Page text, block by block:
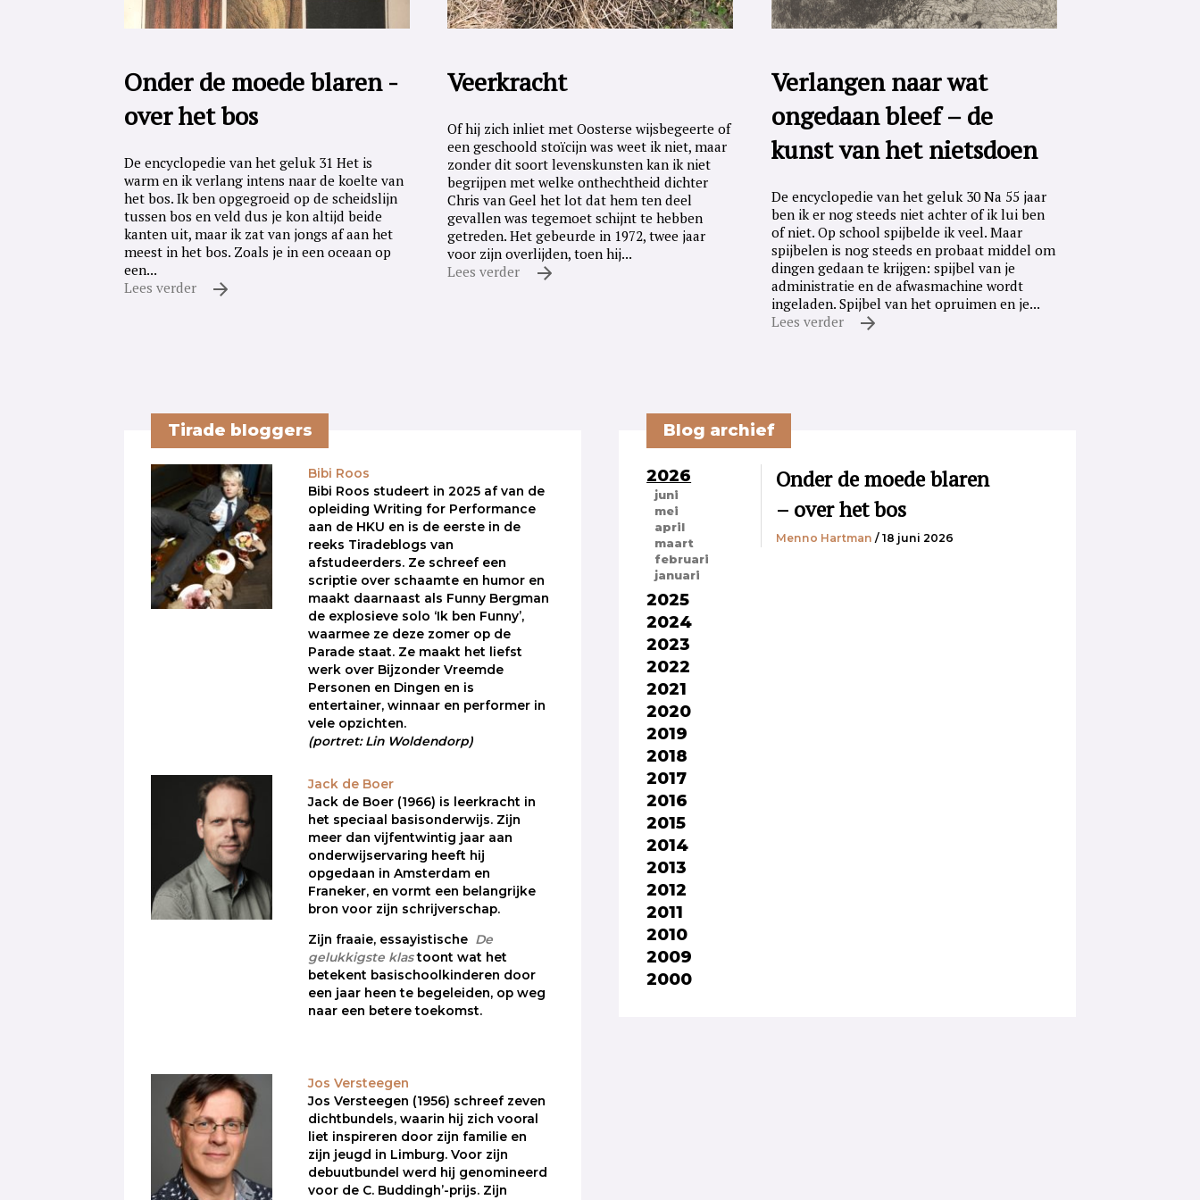
Onder de moede blaren -
over het bos
De encyclopedie van het geluk 31 Het is
warm en ik verlang intens naar de koelte van
het bos. Ik ben opgegroeid op de scheidslijn
tussen bos en veld dus je kon altijd beide
kanten uit, maar ik zat van jongs af aan het
meest in het bos. Zoals je in een oceaan op
een...
Lees verder
Veerkracht
Of hij zich inliet met Oosterse wijsbegeerte of
een geschoold stoïcijn was weet ik niet, maar
zonder dit soort levenskunsten kan ik niet
begrijpen met welke onthechtheid dichter
Chris van Geel het lot dat hem ten deel
gevallen was tegemoet schijnt te hebben
getreden. Het gebeurde in 1972, twee jaar
voor zijn overlijden, toen hij...
Lees verder
Verlangen naar wat
ongedaan bleef – de
kunst van het nietsdoen
De encyclopedie van het geluk 30 Na 55 jaar
ben ik er nog steeds niet achter of ik lui ben
of niet. Op school spijbelde ik veel. Maar
spijbelen is nog steeds en probaat middel om
dingen gedaan te krijgen: spijbel van je
administratie en de afwasmachine wordt
ingeladen. Spijbel van het opruimen en je...
Lees verder
Tirade bloggers
Bibi Roos
Bibi Roos studeert in 2025 af van de
opleiding Writing for Performance
aan de HKU en is de eerste in de
reeks Tiradeblogs van
afstudeerders. Ze schreef een
scriptie over schaamte en humor en
maakt daarnaast als Funny Bergman
de explosieve solo ‘Ik ben Funny’,
waarmee ze deze zomer op de
Parade staat. Ze maakt het liefst
werk over Bijzonder Vreemde
Personen en Dingen en is
entertainer, winnaar en performer in
vele opzichten.
(portret: Lin Woldendorp)
Jack de Boer
Jack de Boer (1966) is leerkracht in
het speciaal basisonderwijs. Zijn
meer dan vijfentwintig jaar aan
onderwijservaring heeft hij
opgedaan in Amsterdam en
Franeker, en vormt een belangrijke
bron voor zijn schrijverschap.
Zijn fraaie, essayistische De
gelukkigste klastoont wat het
betekent basischoolkinderen door
een jaar heen te begeleiden, op weg
naar een betere toekomst.
Jos Versteegen
Jos Versteegen (1956) schreef zeven
dichtbundels, waarin hij zich vooral
liet inspireren door zijn familie en
zijn jeugd in Limburg. Voor zijn
debuutbundel werd hij genomineerd
voor de C. Buddingh’-prijs. Zijn
Blog archief
2026
juni
mei
april
maart
februari
januari
2025
2024
2023
2022
2021
2020
2019
2018
2017
2016
2015
2014
2013
2012
2011
2010
2009
2000
Onder de moede blaren
– over het bos
Menno Hartman / 18 juni 2026